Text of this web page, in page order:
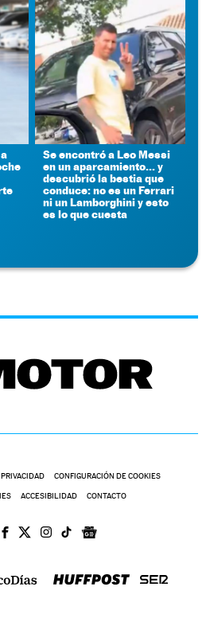
Se encontró a Leo Messi
en un aparcamiento... y
descubrió la bestia que
conduce: no es un Ferrari
ni un Lamborghini y esto
es lo que cuesta
CONFIGURACIÓN DE COOKIES
ACCESIBILIDAD CONTACTO